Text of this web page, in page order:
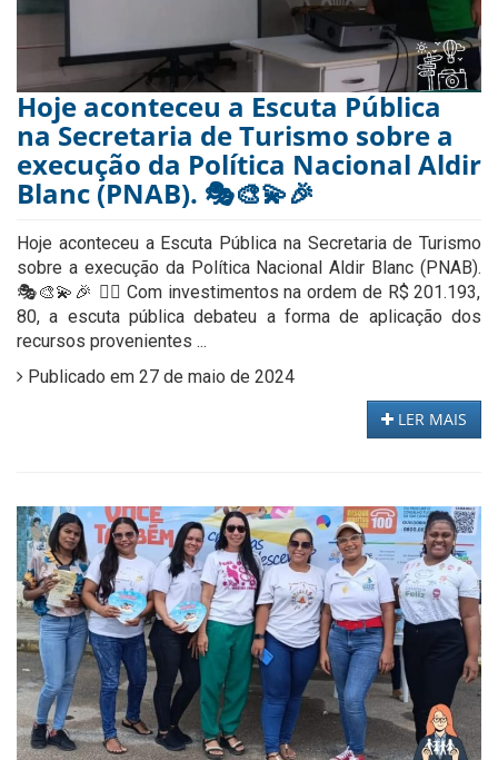
Hoje aconteceu a Escuta Pública
na Secretaria de Turismo sobre a
execução da Política Nacional Aldir
Blanc (PNAB). 🎭🎨💫🎉
Hoje aconteceu a Escuta Pública na Secretaria de Turismo
sobre a execução da Política Nacional Aldir Blanc (PNAB).
🎭🎨💫🎉 👉🏻 Com investimentos na ordem de R$ 201.193,
80, a escuta pública debateu a forma de aplicação dos
recursos provenientes ...
Publicado em 27 de maio de 2024
LER MAIS